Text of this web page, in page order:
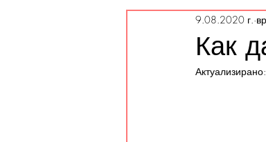
Как
9.08.2020 г.
Актуализирано: